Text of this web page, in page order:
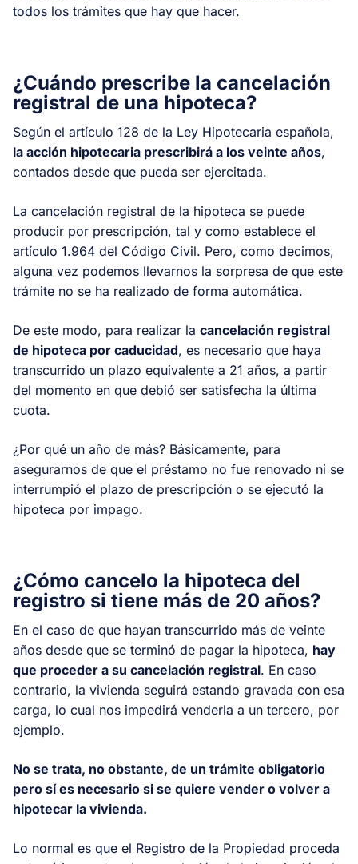
todos los trámites que hay que hacer.
¿Cuándo prescribe la cancelación
registral de una hipoteca?
Según el artículo 128 de la Ley Hipotecaria española,
la acción hipotecaria prescribirá a los veinte años,
contados desde que pueda ser ejercitada.
La cancelación registral de la hipoteca se puede
producir por prescripción, tal y como establece el
artículo 1.964 del Código Civil. Pero, como decimos,
alguna vez podemos llevarnos la sorpresa de que este
trámite no se ha realizado de forma automática.
De este modo, para realizar la cancelación registral
de hipoteca por caducidad, es necesario que haya
transcurrido un plazo equivalente a 21 años, a partir
del momento en que debió ser satisfecha la última
cuota.
¿Por qué un año de más? Básicamente, para
asegurarnos de que el préstamo no fue renovado ni se
interrumpió el plazo de prescripción o se ejecutó la
hipoteca por impago.
¿Cómo cancelo la hipoteca del
registro si tiene más de 20 años?
En el caso de que hayan transcurrido más de veinte
años desde que se terminó de pagar la hipoteca, hay
que proceder a su cancelación registral. En caso
contrario, la vivienda seguirá estando gravada con esa
carga, lo cual nos impedirá venderla a un tercero, por
ejemplo.
No se trata, no obstante, de un trámite obligatorio
pero sí es necesario si se quiere vender o volver a
hipotecar la vivienda.
Lo normal es que el Registro de la Propiedad proceda